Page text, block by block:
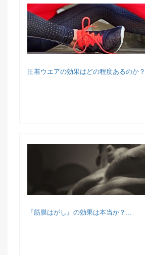
圧着ウエアの効果はどの程度あるのか？
『筋膜はがし』の効果は本当か？...